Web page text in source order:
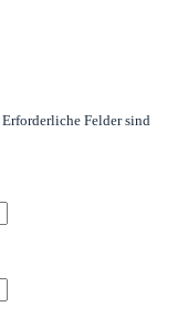
Erforderliche Felder sind